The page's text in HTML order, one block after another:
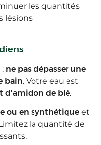
les quantités
lésions
: ne pas dépasser une
bain. Votre eau est
d'amidon de blé.
ou en synthétique et
la quantité de